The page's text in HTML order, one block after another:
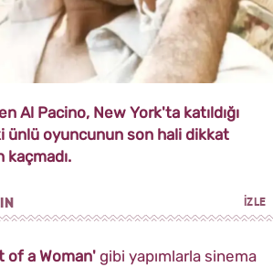
Al Pacino, New York'ta katıldığı
ünlü oyuncunun son hali dikkat
kaçmadı.
İZLE
of a Woman' gibi yapımlarla sinema